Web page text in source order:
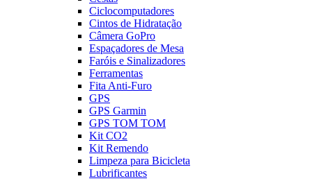
Ciclocomputadores
Cintos de Hidratação
Câmera GoPro
Espaçadores de Mesa
Faróis e Sinalizadores
Ferramentas
Fita Anti-Furo
GPS
GPS Garmin
GPS TOM TOM
Kit CO2
Kit Remendo
Limpeza para Bicicleta
Lubrificantes